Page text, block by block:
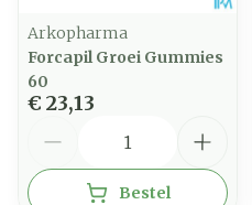
Arkopharma
Forcapil Groei Gummies
60
€ 23,13
Bestel